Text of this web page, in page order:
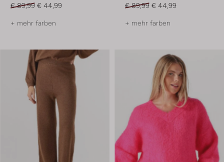
€ 89,99 € 44,99
+ mehr farben
€ 89,99 € 44,99
+ mehr farben